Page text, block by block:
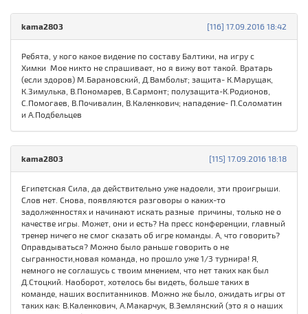
[116] 17.09.2016 18:42
kama2803
Ребята, у кого какое видение по составу Балтики, на игру с
Химки Мое никто не спрашивает, но я вижу вот такой. Вратарь
(если здоров) М.Барановский, Д.Вамбольт; защита- К.Марущак,
К.Зимулька, В.Пономарев, В.Сармонт; полузащита-К.Родионов,
С.Помогаев, В.Почивалин, В.Каленкович; нападение- П.Соломатин
и А.Подбельцев
[115] 17.09.2016 18:18
kama2803
Египетская Сила, да действительно уже надоели, эти проигрыши.
Слов нет. Снова, появляются разговоры о каких-то
задолженностях и начинают искать разные причины, только не о
качестве игры. Может, они и есть? На пресс конференции, главный
тренер ничего не смог сказать об игре команды. А, что говорить?
Оправдываться? Можно было раньше говорить о не
сыгранности,новая команда, но прошло уже 1/3 турнира! Я,
немного не соглашусь с твоим мнением, что нет таких как был
Д.Стоцкий. Наоборот, хотелось бы видеть, больше таких в
команде, наших воспитанников. Можно же было, ожидать игры от
таких как: В.Каленкович, А.Макарчук, В.Землянский (это я о наших